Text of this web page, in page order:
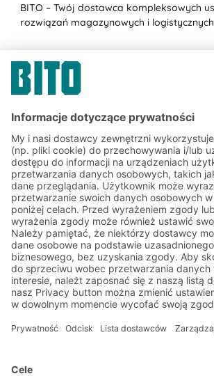
BITO – Twój dostawca kompleksowych
rozwiązań magazynowych i
Projekty klientów BITO
Zapisz się do newslettera
BITO już teraz:
Aktualności
logistyczne
Ekskluzywne rabaty
Innowacje
Zapisz się do newslettera
Rozwiązania